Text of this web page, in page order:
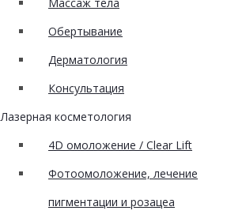
Обертывание
Дерматология
Консультация
Лазерная косметология
4D омоложение / Clear Lift
Фотоомоложение, лечение
пигментации и розацеа